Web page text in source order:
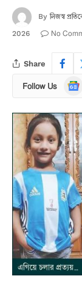
By নিজস্ব
2026
No
Share
Follow Us
News